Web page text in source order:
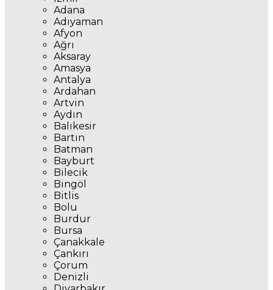
Adana
Adıyaman
Afyon
Ağrı
Aksaray
Amasya
Antalya
Ardahan
Artvin
Aydın
Balıkesir
Bartın
Batman
Bayburt
Bilecik
Bingöl
Bitlis
Bolu
Burdur
Bursa
Çanakkale
Çankırı
Çorum
Denizli